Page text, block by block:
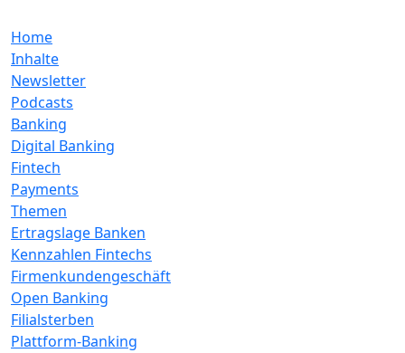
Home
Inhalte
Newsletter
Podcasts
Banking
Digital Banking
Fintech
Payments
Themen
Ertragslage Banken
Kennzahlen Fintechs
Firmenkundengeschäft
Open Banking
Filialsterben
Plattform-Banking